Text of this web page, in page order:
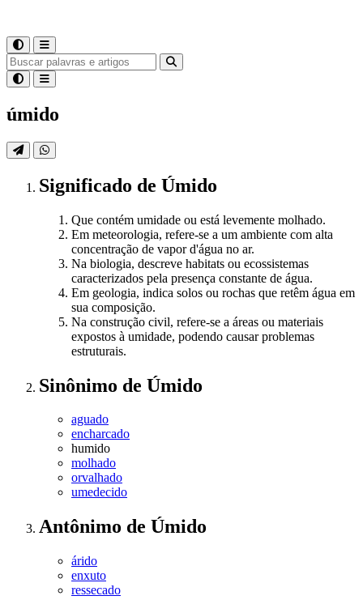
úmido
Significado de Úmido
Que contém umidade ou está levemente molhado.
Em meteorologia, refere-se a um ambiente com alta
concentração de vapor d'água no ar.
Na biologia, descreve habitats ou ecossistemas
caracterizados pela presença constante de água.
Em geologia, indica solos ou rochas que retêm água em
sua composição.
Na construção civil, refere-se a áreas ou materiais
expostos à umidade, podendo causar problemas
estruturais.
Sinônimo de Úmido
aguado
encharcado
humido
molhado
orvalhado
umedecido
Antônimo de Úmido
árido
enxuto
ressecado